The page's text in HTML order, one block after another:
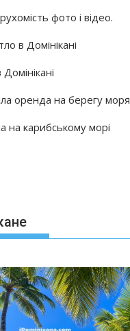
фото і відео.
в Домінікані
оренда на берегу моря
на карибському морі